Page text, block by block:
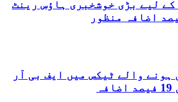
کے لیے بڑی خوشخبری ہاؤس رینٹ
ہونے والے ٹیکس میں ایف بی آر